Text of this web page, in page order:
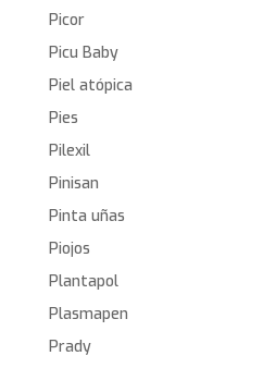
Picor
Picu Baby
Piel atópica
Pies
Pilexil
Pinisan
Pinta uñas
Piojos
Plantapol
Plasmapen
Prady